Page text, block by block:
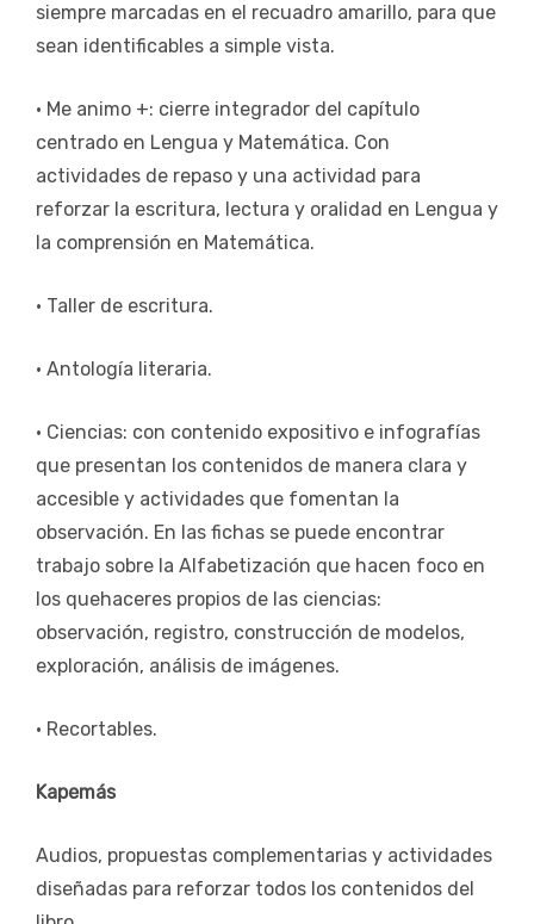
siempre marcadas en el recuadro amarillo, para que
sean identificables a simple vista.
• Me animo +: cierre integrador del capítulo
centrado en Lengua y Matemática. Con
actividades de repaso y una actividad para
reforzar la escritura, lectura y oralidad en Lengua y
la comprensión en Matemática.
• Taller de escritura.
• Antología literaria.
• Ciencias: con contenido expositivo e infografías
que presentan los contenidos de manera clara y
accesible y actividades que fomentan la
observación. En las fichas se puede encontrar
trabajo sobre la Alfabetización que hacen foco en
los quehaceres propios de las ciencias:
observación, registro, construcción de modelos,
exploración, análisis de imágenes.
• Recortables.
Kapemás
Audios, propuestas complementarias y actividades
diseñadas para reforzar todos los contenidos del